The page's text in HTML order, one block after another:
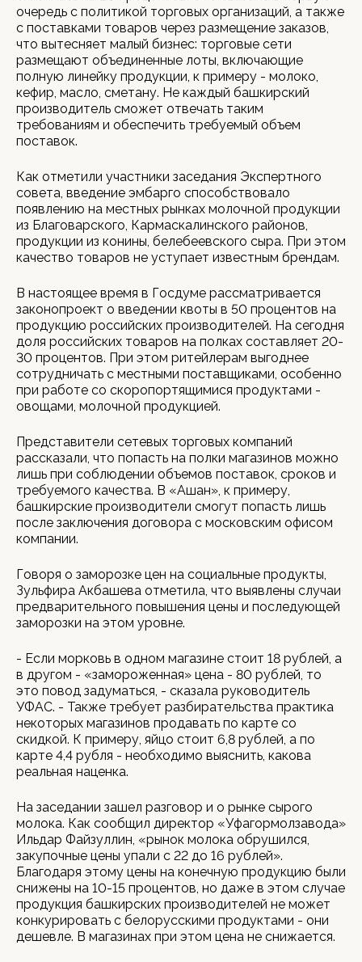
очередь с политикой торговых организаций, а также
с поставками товаров через размещение заказов,
что вытесняет малый бизнес: торговые сети
размещают объединенные лоты, включающие
полную линейку продукции, к примеру - молоко,
кефир, масло, сметану. Не каждый башкирский
производитель сможет отвечать таким
требованиям и обеспечить требуемый объем
поставок.
Как отметили участники заседания Экспертного
совета, введение эмбарго способствовало
появлению на местных рынках молочной продукции
из Благоварского, Кармаскалинского районов,
продукции из конины, белебеевского сыра. При этом
качество товаров не уступает известным брендам.
В настоящее время в Госдуме рассматривается
законопроект о введении квоты в 50 процентов на
продукцию российских производителей. На сегодня
доля российских товаров на полках составляет 20-
30 процентов. При этом ритейлерам выгоднее
сотрудничать с местными поставщиками, особенно
при работе со скоропортящимися продуктами -
овощами, молочной продукцией.
Представители сетевых торговых компаний
рассказали, что попасть на полки магазинов можно
лишь при соблюдении объемов поставок, сроков и
требуемого качества. В «Ашан», к примеру,
башкирские производители смогут попасть лишь
после заключения договора с московским офисом
компании.
Говоря о заморозке цен на социальные продукты,
Зульфира Акбашева отметила, что выявлены случаи
предварительного повышения цены и последующей
заморозки на этом уровне.
- Если морковь в одном магазине стоит 18 рублей, а
в другом - «замороженная» цена - 80 рублей, то
это повод задуматься, - сказала руководитель
УФАС. - Также требует разбирательства практика
некоторых магазинов продавать по карте со
скидкой. К примеру, яйцо стоит 6,8 рублей, а по
карте 4,4 рубля - необходимо выяснить, какова
реальная наценка.
На заседании зашел разговор и о рынке сырого
молока. Как сообщил директор «Уфагормолзавода»
Ильдар Файзуллин, «рынок молока обрушился,
закупочные цены упали с 22 до 16 рублей».
Благодаря этому цены на конечную продукцию были
снижены на 10-15 процентов, но даже в этом случае
продукция башкирских производителей не может
конкурировать с белорусскими продуктами - они
дешевле. В магазинах при этом цена не снижается.